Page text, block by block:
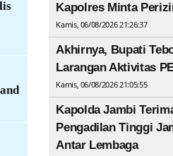
Kapolres Minta
Kamis, 06/08/2026 21:26:37
Akhirnya, Bupati
Larangan Aktivitas
Kamis, 06/08/2026 21:05:55
Kapolda Jambi
Pengadilan Tinggi
Antar Lembaga